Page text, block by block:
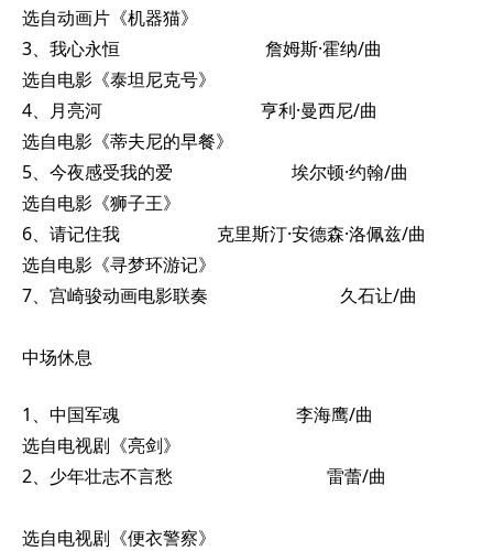
选自动画片《机器猫》
3、我心永恒 詹姆斯·霍纳/曲
选自电影《泰坦尼克号》
4、月亮河 亨利·曼西尼/曲
选自电影《蒂夫尼的早餐》
5、今夜感受我的爱 埃尔顿·约翰/曲
选自电影《狮子王》
6、请记住我 克里斯汀·安德森·洛佩兹/曲
选自电影《寻梦环游记》
7、宫崎骏动画电影联奏 久石让/曲
中场休息
1、中国军魂 李海鹰/曲
选自电视剧《亮剑》
2、少年壮志不言愁 雷蕾/曲
选自电视剧《便衣警察》